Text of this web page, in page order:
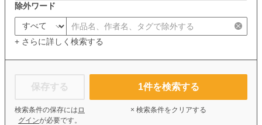
除外ワード
+ さらに詳しく検索する
保存する
検索条件の保存には ロ
グインが必要です。
1件を検索する
× 検索条件をクリアする